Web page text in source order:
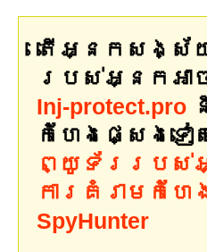
តើអ្នកសង្ស័
របស់អ្នកអា
Inj-protect.pro
កំហែងផ្សេងទៀ
ព្យូទ័ររបស់
ការគំរាមកំហែ
SpyHunter